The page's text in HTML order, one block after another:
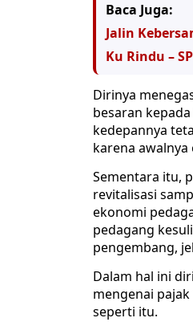
Baca Juga:
Jalin
Ku Rindu –
Dirinya
besaran
kedepannya
karena
Sementara itu,
revitalisasi
ekonomi
pedagang
pengembang,
Dalam hal ini
mengenai
seperti itu.